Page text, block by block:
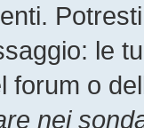
le
forum o
nei